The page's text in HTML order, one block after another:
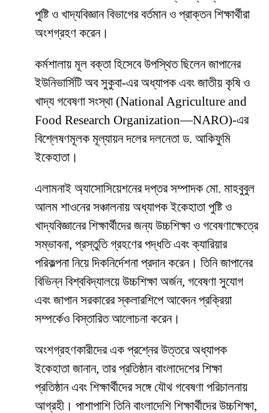
পুষ্টি ও খাদ্যবিজ্ঞান বিভাগের বর্তমান ও প্রাক্তন শিক্ষার্থীরা
অংশগ্রহণ করেন।
কর্মশালায় মূল বক্তা হিসেবে উপস্থিত ছিলেন জাপানের
ইউনিভার্সিটি অব সুকুবা-এর অধ্যাপক এবং জাতীয় কৃষি ও
খাদ্য গবেষণা সংস্থা (National Agriculture and
Food Research Organization—NARO)-এর
বিশ্লেষণমূলক মূল্যায়ন দলের দলনেতা ড. আকিফুমি
ইকেহাতা।
এলামনাই অ্যাসোসিয়েশনের দপ্তর সম্পাদক মো. মাহবুবুল
আলম শাওনের সঞ্চালনায় অধ্যাপক ইকেহাতা পুষ্টি ও
খাদ্যবিজ্ঞানের শিক্ষার্থীদের জন্য উচ্চশিক্ষা ও গবেষণাক্ষেত্রে
সম্ভাবনা, প্রস্তুতি গ্রহণের পদ্ধতি এবং ক্যারিয়ার
পরিকল্পনা নিয়ে দিকনির্দেশনা প্রদান করেন। তিনি জাপানের
বিভিন্ন বিশ্ববিদ্যালয়ে উচ্চশিক্ষা অর্জন, গবেষণা সুযোগ
এবং জাপান সরকারের স্কলারশিপে আবেদন প্রক্রিয়া
সম্পর্কেও বিস্তারিত আলোচনা করেন।
অংশগ্রহণকারীদের এক প্রশ্নের উত্তরে অধ্যাপক
ইকেহাতা জানান, তার প্রতিষ্ঠান বাংলাদেশের শিক্ষা
প্রতিষ্ঠান এবং শিক্ষার্থীদের সঙ্গে যৌথ গবেষণা পরিচালনায়
আগ্রহী। পাশাপাশি তিনি বাংলাদেশি শিক্ষার্থীদের উচ্চশিক্ষা,